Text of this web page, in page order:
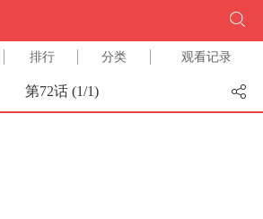
排行 分类 观看记录
第72话 (1/1)